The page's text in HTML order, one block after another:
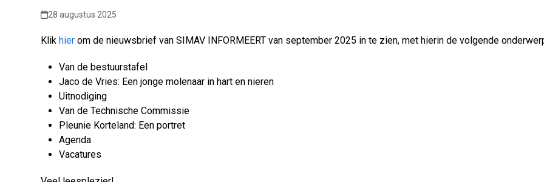
28 augustus 2025
Klikhier om de nieuwsbrief van SIMAV INFORMEERT van september 2025 in te zien, met hierin de volgende
Van de bestuurstafel
Jaco de Vries: Een jonge molenaar in hart en nieren
Uitnodiging
Van de Technische Commissie
Pleunie Korteland: Een portret
Agenda
Vacatures